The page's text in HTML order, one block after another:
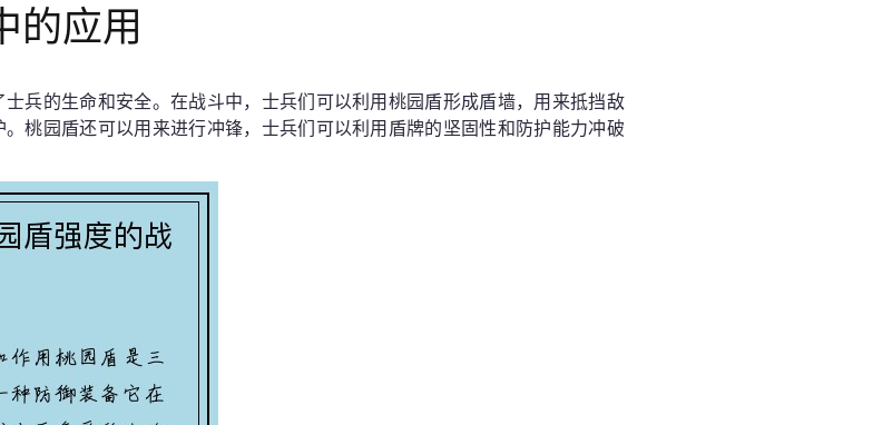
的应用
兵的生命和安全。在战斗中，士兵们可以利用桃园盾形成盾墙，用来抵挡敌
桃园盾还可以用来进行冲锋，士兵们可以利用盾牌的坚固性和防护能力冲破